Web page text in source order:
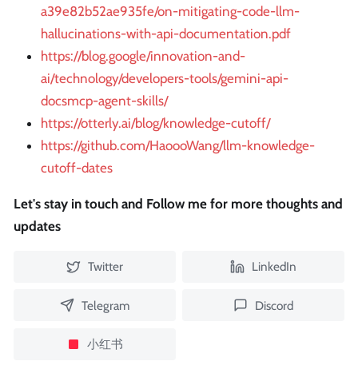
a39e82b52ae935fe/on-mitigating-code-llm-
hallucinations-with-api-documentation.pdf
https://blog.google/innovation-and-
ai/technology/developers-tools/gemini-api-
docsmcp-agent-skills/
https://otterly.ai/blog/knowledge-cutoff/
https://github.com/HaoooWang/llm-knowledge-
cutoff-dates
Let's stay in touch and Follow me for more thoughts and
updates
Twitter LinkedIn
Telegram Discord
小红书